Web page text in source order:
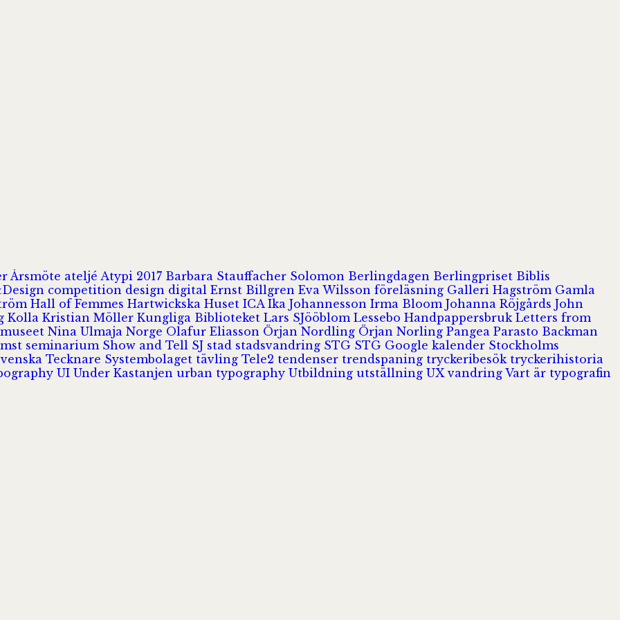
Årsmöte ateljé Atypi 2017 Barbara Stauffacher Solomon Berlingdagen Berlingpriset Biblis
competition design digital Ernst Billgren Eva Wilsson föreläsning Galleri Hagström Gamla
Hall of Femmes Hartwickska Huset ICA Ika Johannesson Irma Bloom Johanna Röjgårds John
Kolla Kristian Möller Kungliga Biblioteket Lars SJööblom Lessebo Handpappersbruk Letters from
Nina Ulmaja Norge Olafur Eliasson Örjan Nordling Örjan Norling Pangea Parasto Backman
seminarium Show and Tell SJ stad stadsvandring STG STG Google kalender Stockholms
Tecknare Systembolaget tävling Tele2 tendenser trendspaning tryckeribesök tryckerihistoria
UI Under Kastanjen urban typography Utbildning utställning UXvandring Vart är typografin